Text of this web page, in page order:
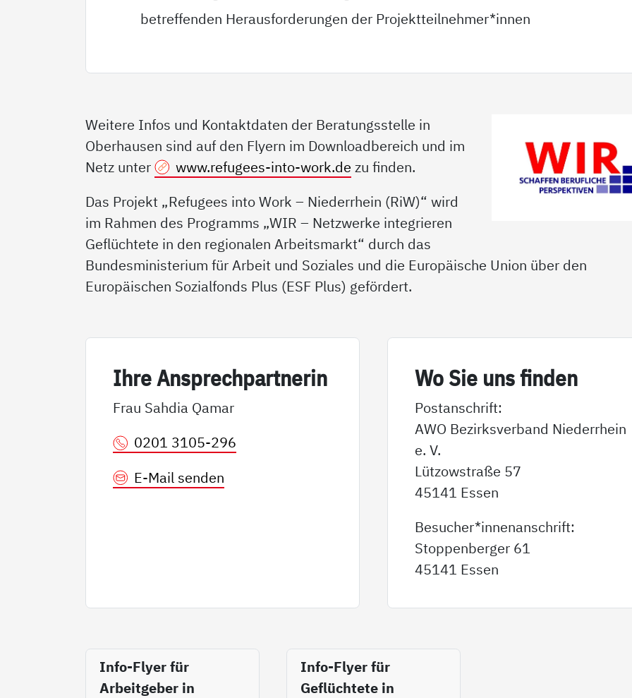
betreffenden Herausforderungen der Projektteilnehmer*innen
Weitere Infos und Kontaktdaten der Beratungsstelle in
Oberhausen sind auf den Flyern im Downloadbereich und im
Netz unter
www.refugees-into-work.de zu finden.
Das Projekt „Refugees into Work – Niederrhein (RiW)“ wird
im Rahmen des Programms „WIR – Netzwerke integrieren
Geflüchtete in den regionalen Arbeitsmarkt“ durch das
Bundesministerium für Arbeit und Soziales und die Europäische Union über den
Europäischen Sozialfonds Plus (ESF Plus) gefördert.
Ih­re An­sp­rech­part­ne­rin
Frau Sahdia Qamar
0201 3105-296
E-Mail senden
Wo Sie uns fin­den
Postanschrift:
AWO Bezirksverband Niederrhein
e. V.
Lützowstraße 57
45141 Essen
Besucher*innenanschrift:
Stoppenberger 61
45141 Essen
Info-Flyer für
Arbeitgeber in
Info-Flyer für
Geflüchtete in